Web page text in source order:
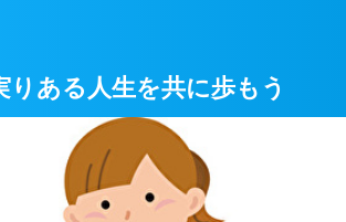
りある人生を共に歩もう